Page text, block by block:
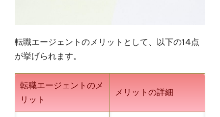
転職エージェントのメリットとして、以下の14点
が挙げられます。
転職エージェントのメ
リット
メリットの詳細